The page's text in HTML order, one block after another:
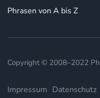
Phrasen von A bis Z
Copyright © 2008–2022
Impressum Datenschutz